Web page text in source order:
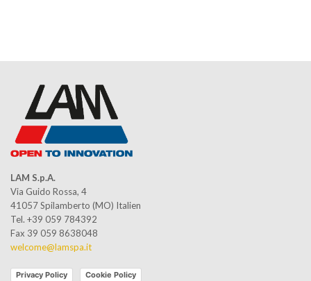
LAM S.p.A.
Via Guido Rossa, 4
41057 Spilamberto (MO) Italien
Tel. +39 059 784392
Fax 39 059 8638048
welcome@lamspa.it
Privacy Policy Cookie Policy